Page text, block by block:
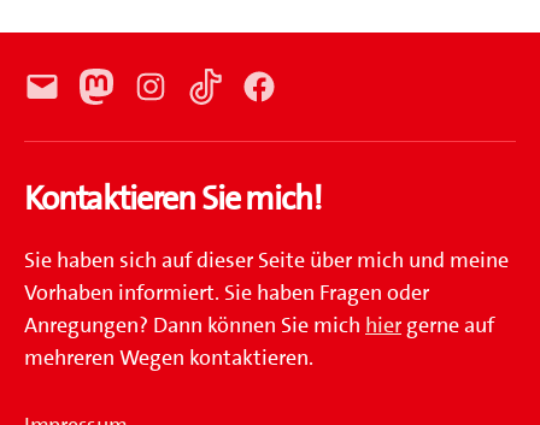
E-
MastodonInstagramTikTokFacebook
Kontaktieren Sie mich!
Sie haben sich auf dieser Seite über mich und meine
Vorhaben informiert. Sie haben Fragen oder
Anregungen? Dann können Sie mich hier gerne auf
mehreren Wegen kontaktieren.